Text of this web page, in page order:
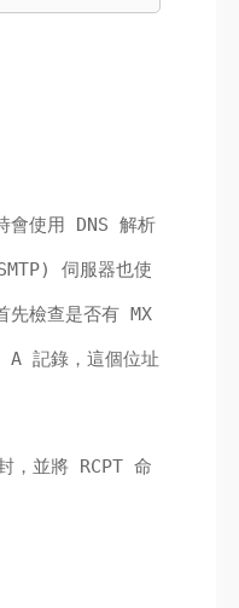
使用 DNS 解析
伺服器也使
先檢查是否有 MX
記錄，這個位址
，並將 RCPT 命